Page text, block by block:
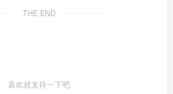
THE END
喜欢就支持一下吧